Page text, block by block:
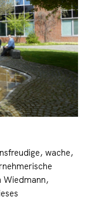
wache,
Wiedmann,